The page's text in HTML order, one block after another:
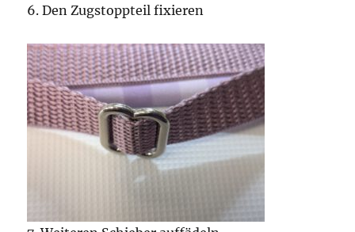
6. Den Zugstoppteil fixieren